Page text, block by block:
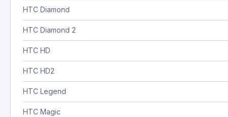
HTC Diamond
HTC Diamond 2
HTC HD
HTC HD2
HTC Legend
HTC Magic